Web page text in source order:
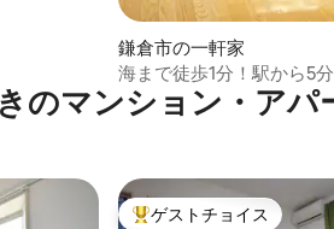
鎌倉市の一軒家
海まで徒歩1分！駅から5
最適！／有名建築家が設計
邸宅／駐車場2台完備
のマンション・アパ
ゲストチョイス